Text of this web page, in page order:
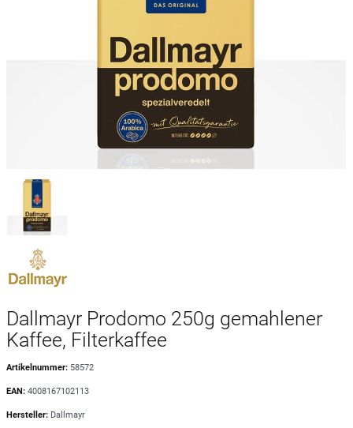
Dallmayr Prodomo 250g gemahlener
Kaffee, Filterkaffee
Artikelnummer: 58572
EAN: 4008167102113
Hersteller: Dallmayr